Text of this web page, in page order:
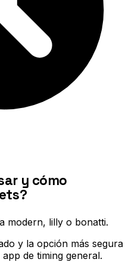
y cómo
modern, lilly o bonatti.
y la opción más segura
de timing general.